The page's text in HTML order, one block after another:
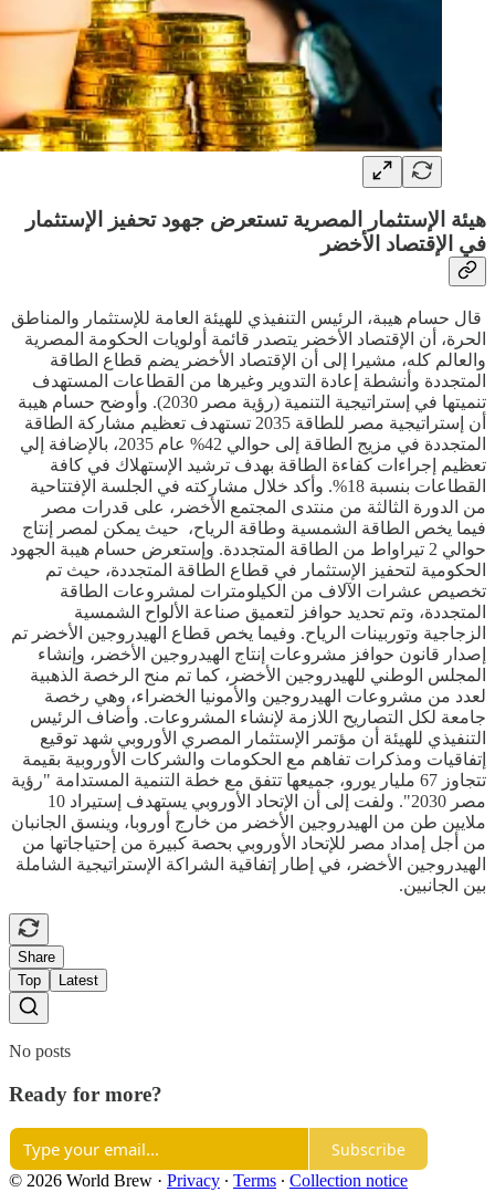
هيئة الإستثمار المصرية تستعرض جهود تحفيز الإستثمار
في الإقتصاد الأخضر
قال حسام هيبة، الرئيس التنفيذي للهيئة العامة للإستثمار والمناطق
الحرة، أن الإقتصاد الأخضر يتصدر قائمة أولويات الحكومة المصرية
والعالم كله، مشيرا إلى أن الإقتصاد الأخضر يضم قطاع الطاقة
المتجددة وأنشطة إعادة التدوير وغيرها من القطاعات المستهدف
تنميتها في إستراتيجية التنمية (رؤية مصر 2030). وأوضح حسام هيبة
أن إستراتيجية مصر للطاقة 2035 تستهدف تعظيم مشاركة الطاقة
المتجددة في مزيج الطاقة إلى حوالي 42% عام 2035، بالإضافة إلي
تعظيم إجراءات كفاءة الطاقة بهدف ترشيد الإستهلاك في كافة
القطاعات بنسبة 18%. وأكد خلال مشاركته في الجلسة الإفتتاحية
من الدورة الثالثة من منتدى المجتمع الأخضر، على قدرات مصر
فيما يخص الطاقة الشمسية وطاقة الرياح، حيث يمكن لمصر إنتاج
حوالي 2 تيراواط من الطاقة المتجددة. وإستعرض حسام هيبة الجهود
الحكومية لتحفيز الإستثمار في قطاع الطاقة المتجددة، حيث تم
تخصيص عشرات الآلاف من الكيلومترات لمشروعات الطاقة
المتجددة، وتم تحديد حوافز لتعميق صناعة الألواح الشمسية
الزجاجية وتوربينات الرياح. وفيما يخص قطاع الهيدروجين الأخضر تم
إصدار قانون حوافز مشروعات إنتاج الهيدروجين الأخضر، وإنشاء
المجلس الوطني للهيدروجين الأخضر، كما تم منح الرخصة الذهبية
لعدد من مشروعات الهيدروجين والأمونيا الخضراء، وهي رخصة
جامعة لكل التصاريح اللازمة لإنشاء المشروعات. وأضاف الرئيس
التنفيذي للهيئة أن مؤتمر الإستثمار المصري الأوروبي شهد توقيع
إتفاقيات ومذكرات تفاهم مع الحكومات والشركات الأوروبية بقيمة
تتجاوز 67 مليار يورو، جميعها تتفق مع خطة التنمية المستدامة "رؤية
مصر 2030". ولفت إلى أن الإتحاد الأوروبي يستهدف إستيراد 10
ملايين طن من الهيدروجين الأخضر من خارج أوروبا، وينسق الجانبان
من أجل إمداد مصر للإتحاد الأوروبي بحصة كبيرة من إحتياجاتها من
الهيدروجين الأخضر، في إطار إتفاقية الشراكة الإستراتيجية الشاملة
بين الجانبين.
Share
Top
Latest
No posts
Ready for more?
Subscribe
© 2026 World Brew · Privacy ∙ Terms ∙ Collection notice